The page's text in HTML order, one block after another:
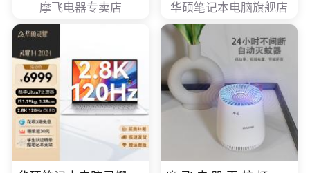
摩飞电器专卖店 华硕笔记本电脑旗舰店